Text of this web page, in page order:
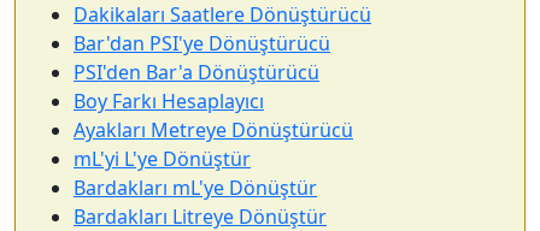
Dakikaları Saatlere Dönüştürücü
Bar'dan PSI'ye Dönüştürücü
PSI'den Bar'a Dönüştürücü
Boy Farkı Hesaplayıcı
Ayakları Metreye Dönüştürücü
mL'yi L'ye Dönüştür
Bardakları mL'ye Dönüştür
Bardakları Litreye Dönüştür